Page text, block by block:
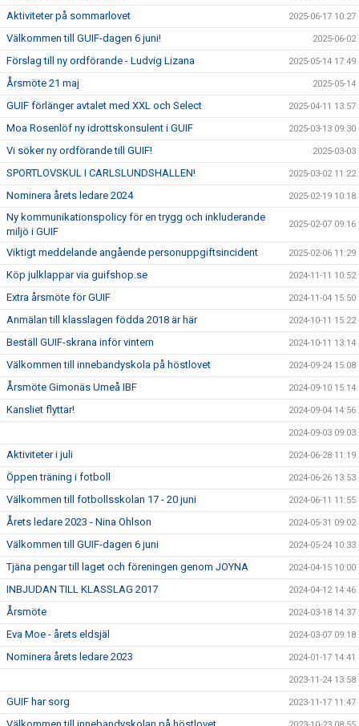
Aktiviteter på sommarlovet 2025-06-17 10:27
Välkommen till GUIF-dagen 6 juni! 2025-06-02
Förslag till ny ordförande - Ludvig Lizana 2025-05-14 17:49
Årsmöte 21 maj 2025-05-14
GUIF förlänger avtalet med XXL och Select 2025-04-11 13:57
Moa Rosenlöf ny idrottskonsulent i GUIF 2025-03-13 09:30
Vi söker ny ordförande till GUIF! 2025-03-03
SPORTLOVSKUL I CARLSLUNDSHALLEN! 2025-03-02 11:22
Nominera årets ledare 2024 2025-02-19 10:18
Ny kommunikationspolicy för en trygg och inkluderande
miljö i GUIF
2025-02-07 09:16
Viktigt meddelande angående personuppgiftsincident 2025-02-06 11:29
Köp julklappar via guifshop.se 2024-11-11 10:52
Extra årsmöte för GUIF 2024-11-04 15:50
Anmälan till klasslagen födda 2018 är här 2024-10-11 15:22
Beställ GUIF-skrana inför vintern 2024-10-11 13:14
Välkommen till innebandyskola på höstlovet 2024-09-24 15:08
Årsmöte Gimonäs Umeå IBF 2024-09-10 15:14
Kansliet flyttar! 2024-09-04 14:56
2024-09-03 09:03
Aktiviteter i juli 2024-06-28 11:19
Öppen träning i fotboll 2024-06-26 13:53
Välkommen till fotbollsskolan 17 - 20 juni 2024-06-11 11:55
Årets ledare 2023 - Nina Ohlson 2024-05-31 09:02
Välkommen till GUIF-dagen 6 juni 2024-05-24 10:33
Tjäna pengar till laget och föreningen genom JOYNA 2024-04-15 10:00
INBJUDAN TILL KLASSLAG 2017 2024-04-12 14:46
Årsmöte 2024-03-18 14:37
Eva Moe - årets eldsjäl 2024-03-07 09:18
Nominera årets ledare 2023 2024-01-17 14:41
2023-11-24 13:58
GUIF har sorg 2023-11-17 11:47
Välkommen till innebandyskolan på höstlovet